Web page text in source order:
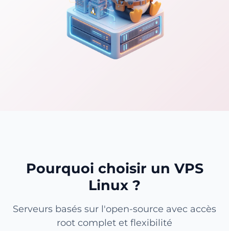
Pourquoi choisir un VPS
Linux ?
Serveurs basés sur l'open-source avec accès
root complet et flexibilité